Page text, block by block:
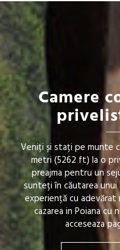
Camere
Veniți și stați pe munte
metri (5262 ft) la o
preajma pentru un
sunteți în căutarea
experiență cu
cazarea in Poiana
acceseaza